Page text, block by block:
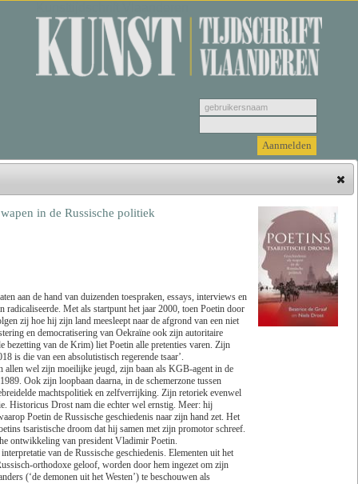
Hieronder vindt u de jongste recensies. Selecteer
een genre, vervolgens selecteer de recensie die u
wenst u te bekijken en klik tenslotte op 'Lees
recensie'.
Zoeken Genre
Lees recensie
Titel Auteur
Een verwittigd man is
niets waard
Dimitri
Verhulst
in de Russische politiek
aan de hand van duizenden toespraken, essays, interviews en
Met als startpunt het jaar 2000, toen Poetin door
zij hoe hij zijn land meesleept naar de afgrond van een niet
en democratisering van Oekraïne ook zijn autoritaire
bezetting van de Krim) liet Poetin alle pretenties varen. Zijn
is die van een absolutistisch regerende tsaar’.
allen wel zijn moeilijke jeugd, zijn baan als KGB-agent in de
Ook zijn loopbaan daarna, in de schemerzone tussen
machtspolitiek en zelfverrijking. Zijn retoriek evenwel
Historicus Drost nam die echter wel ernstig. Meer: hij
Poetin de Russische geschiedenis naar zijn hand zet. Het
tsaristische droom dat hij samen met zijn promotor schreef.
ontwikkeling van president Vladimir Poetin.
van de Russische geschiedenis. Elementen uit het
orthodoxe geloof, worden door hem ingezet om zijn
(‘de demonen uit het Westen’) te beschouwen als